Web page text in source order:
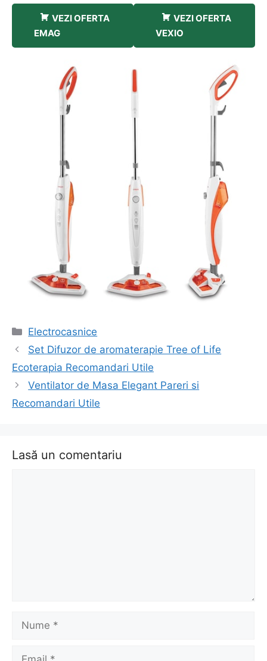
VEZI OFERTA
EMAG
VEZI OFERTA
VEXIO
Categorii
Electrocasnice
Navigare
în
Set Difuzor de aromaterapie Tree of Life
Ecoterapia Recomandari Utile
Ventilator de Masa Elegant Pareri si
Recomandari Utile
Lasă un comentariu